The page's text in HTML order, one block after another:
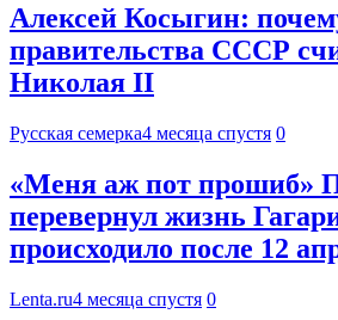
Алексей Косыгин:
правительства СССР
Николая II
Русская семерка4 месяца спустя 0
«Меня аж пот прошиб»
перевернул жизнь
происходило после 12
Lenta.ru4 месяца спустя 0